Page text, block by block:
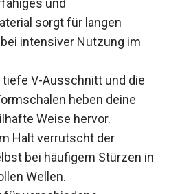
und
sorgt für langen
intensiver Nutzung im
tiefe V-Ausschnitt und die
heben deine
Weise hervor.
Halt verrutscht der
bei häufigem Stürzen
Wellen.